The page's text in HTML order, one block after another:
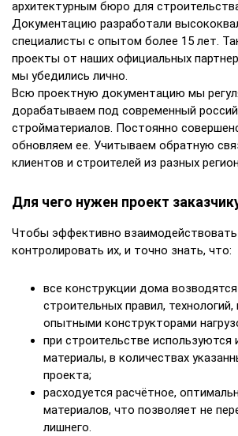
архитектурным бюро для
Документацию разработали
специалисты с опытом более 15 лет.
проекты от наших официальных
мы убедились лично.
Всю проектную документацию мы
дорабатываем под современный
стройматериалов. Постоянно
обновляем ее. Учитываем обратную
клиентов и строителей из разных
Для чего нужен проект
Чтобы эффективно
контролировать их, и точно знать, что:
все конструкции дома
строительных правил,
опытными конструкторами
при строительстве используются
материалы, в количествах
проекта;
расходуется расчётное,
материалов, что позволяет не
лишнего.